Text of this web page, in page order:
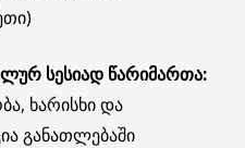
სესიად წარიმართა:
ხარისხი და
განათლებაში